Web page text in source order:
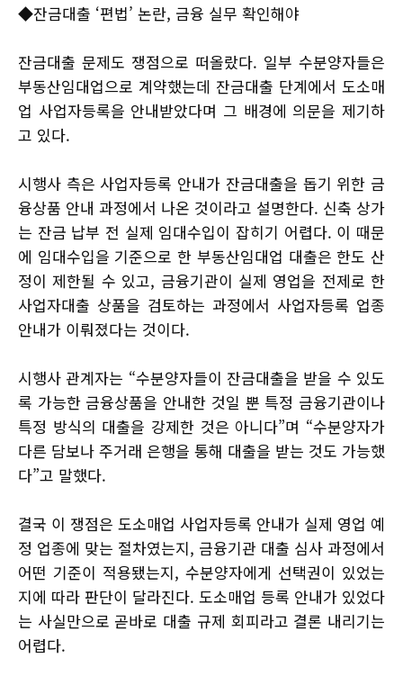
◆잔금대출 ‘편법’ 논란, 금융 실무 확인해야
잔금대출 문제도 쟁점으로 떠올랐다. 일부 수분양자들은
부동산임대업으로 계약했는데 잔금대출 단계에서 도소매
업 사업자등록을 안내받았다며 그 배경에 의문을 제기하
고 있다.
시행사 측은 사업자등록 안내가 잔금대출을 돕기 위한 금
융상품 안내 과정에서 나온 것이라고 설명한다. 신축 상가
는 잔금 납부 전 실제 임대수입이 잡히기 어렵다. 이 때문
에 임대수입을 기준으로 한 부동산임대업 대출은 한도 산
정이 제한될 수 있고, 금융기관이 실제 영업을 전제로 한
사업자대출 상품을 검토하는 과정에서 사업자등록 업종
안내가 이뤄졌다는 것이다.
시행사 관계자는 “수분양자들이 잔금대출을 받을 수 있도
록 가능한 금융상품을 안내한 것일 뿐 특정 금융기관이나
특정 방식의 대출을 강제한 것은 아니다”며 “수분양자가
다른 담보나 주거래 은행을 통해 대출을 받는 것도 가능했
다”고 말했다.
결국 이 쟁점은 도소매업 사업자등록 안내가 실제 영업 예
정 업종에 맞는 절차였는지, 금융기관 대출 심사 과정에서
어떤 기준이 적용됐는지, 수분양자에게 선택권이 있었는
지에 따라 판단이 달라진다. 도소매업 등록 안내가 있었다
는 사실만으로 곧바로 대출 규제 회피라고 결론 내리기는
어렵다.